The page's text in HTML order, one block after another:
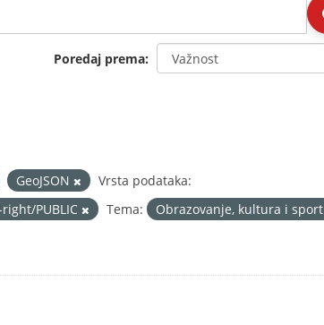
Poredaj prema
GeoJSON
Vrsta podataka:
PUBLIC
Tema:
Obrazovanje, kultura i sport